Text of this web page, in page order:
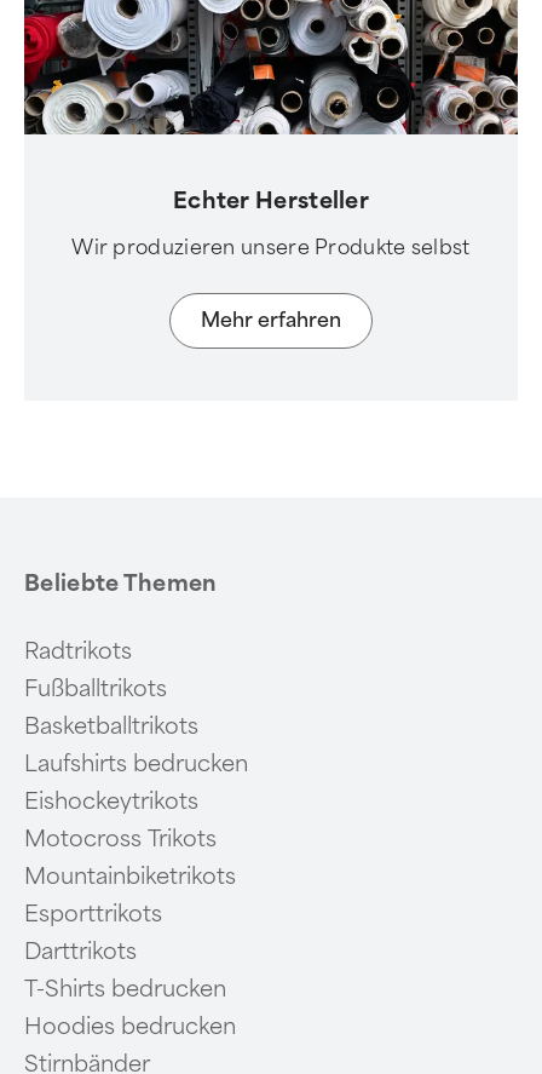
Echter Hersteller
Wir produzieren unsere Produkte selbst
Mehr erfahren
Beliebte Themen
Radtrikots
Fußballtrikots
Basketballtrikots
Laufshirts bedrucken
Eishockeytrikots
Motocross Trikots
Mountainbiketrikots
Esporttrikots
Darttrikots
T-Shirts bedrucken
Hoodies bedrucken
Stirnbänder